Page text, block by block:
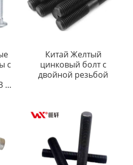
с
и
Китай Желтый
цинковый болт с
двойной резьбой